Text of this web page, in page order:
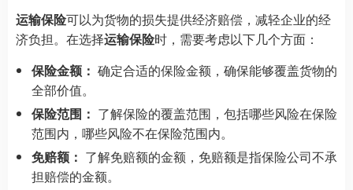
运输保险可以为货物的损失提供经济赔偿，减轻企业的经
济负担。在选择运输保险时，需要考虑以下几个方面：
保险金额： 确定合适的保险金额，确保能够覆盖货物的
全部价值。
保险范围： 了解保险的覆盖范围，包括哪些风险在保险
范围内，哪些风险不在保险范围内。
免赔额： 了解免赔额的金额，免赔额是指保险公司不承
担赔偿的金额。